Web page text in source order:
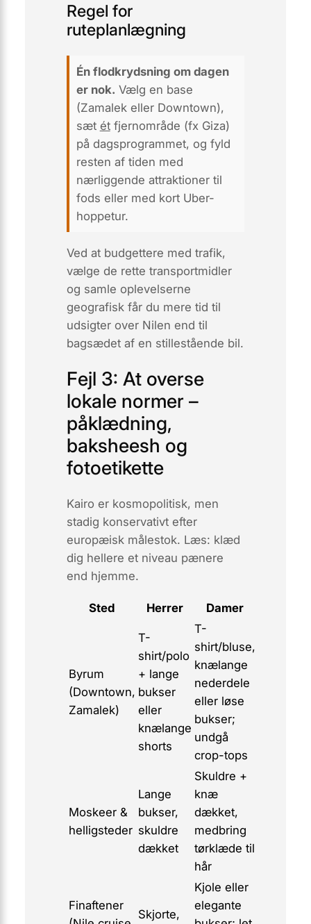
Regel for
ruteplanlægning
Én flod­krydsning om dagen
er nok. Vælg en base
(Zamalek eller Downtown),
sæt étfjernområde (fx Giza)
på dagsprogrammet, og fyld
resten af tiden med
nærliggende attraktioner til
fods eller med kort Uber-
hoppetur.
Ved at budgettere med trafik,
vælge de rette transportmidler
og samle oplevelserne
geografisk får du mere tid til
udsigter over Nilen end til
bagsædet af en stillestående bil.
Fejl 3: At overse
lokale normer –
påklædning,
baksheesh og
fotoetikette
Kairo er kosmopolitisk, men
stadig konservativtefter
europæisk målestok. Læs: klæd
dig hellere et niveau pænere
end hjemme.
Sted Herrer Damer
Byrum
(Downtown,
Zamalek)
T-
shirt/polo
+ lange
bukser
eller
knælange
shorts
T-
shirt/bluse,
knælange
nederdele
eller løse
bukser;
undgå
crop-tops
Moskeer &
helligsteder
Lange
bukser,
skuldre
dækket
Skuldre +
knæ
dækket,
medbring
tørklæde til
hår
Finaftener
Skjorte,
Kjole eller
elegante